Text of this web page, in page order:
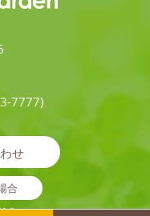
7777)
せ
合
ください